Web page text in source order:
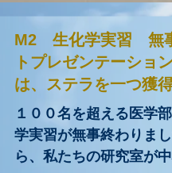
M2 生化学実習 無
トプレゼンテーショ
は、ステラを一つ獲
１００名を超える医学部
学実習が無事終わりまし